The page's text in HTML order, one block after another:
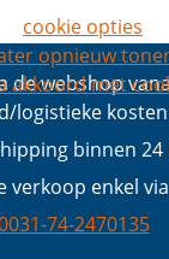
de webshop
logistieke
binnen
verkoop enkel
74-2470135
cookie opties
opnieuw
akkoord met